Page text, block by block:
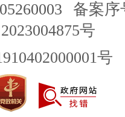
备案序
2023004875号
号